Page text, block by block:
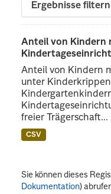
Ergebnisse filtern
Anteil von Kindern
Anteil von Kindern
unter
freier Trägerschaft...
CSV
Sie können dieses
Dokumentation)